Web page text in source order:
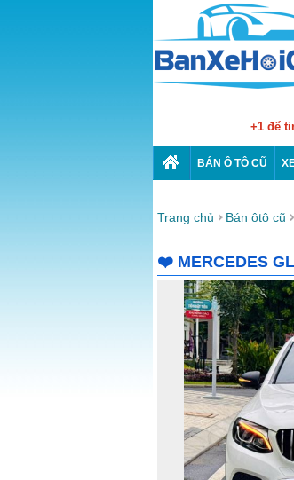
+1 để
BÁN Ô TÔ CŨ
Trang chủ Bán ôtô cũ
❤️ MERCEDES